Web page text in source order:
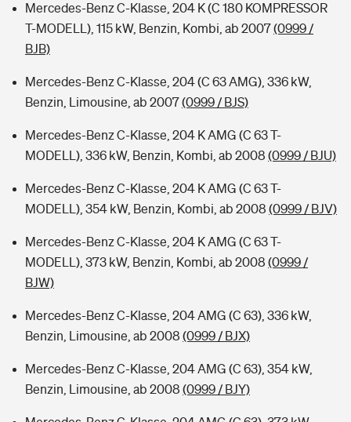
Mercedes-Benz C-Klasse, 204 K (C 180 KOMPRESSOR
T-MODELL), 115 kW, Benzin, Kombi, ab 2007(0999 /
BJB)
Mercedes-Benz C-Klasse, 204 (C 63 AMG), 336 kW,
Benzin, Limousine, ab 2007(0999 / BJS)
Mercedes-Benz C-Klasse, 204 K AMG (C 63 T-
MODELL), 336 kW, Benzin, Kombi, ab 2008 (0999 / BJU)
Mercedes-Benz C-Klasse, 204 K AMG (C 63 T-
MODELL), 354 kW, Benzin, Kombi, ab 2008 (0999 / BJV)
Mercedes-Benz C-Klasse, 204 K AMG (C 63 T-
MODELL), 373 kW, Benzin, Kombi, ab 2008 (0999 /
BJW)
Mercedes-Benz C-Klasse, 204 AMG (C 63), 336 kW,
Benzin, Limousine, ab 2008 (0999 / BJX)
Mercedes-Benz C-Klasse, 204 AMG (C 63), 354 kW,
Benzin, Limousine, ab 2008 (0999 / BJY)